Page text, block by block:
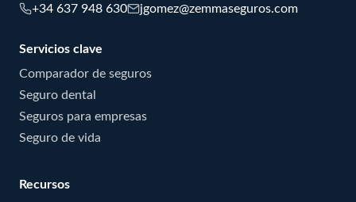
+34 637 948 630 jgomez@zemmaseguros.com
Servicios clave
Comparador de seguros
Seguro dental
Seguros para empresas
Seguro de vida
Recursos